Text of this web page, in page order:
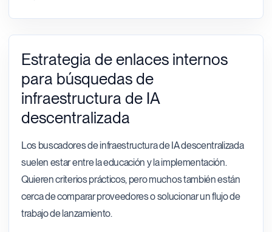
Estrategia de enlaces internos
para búsquedas de
infraestructura de IA
descentralizada
Los buscadores de infraestructura de IA descentralizada
suelen estar entre la educación y la implementación.
Quieren criterios prácticos, pero muchos también están
cerca de comparar proveedores o solucionar un flujo de
trabajo de lanzamiento.